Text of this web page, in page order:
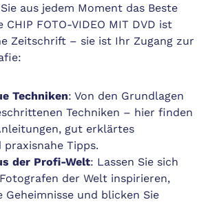
aus jedem Moment das Beste
CHIP FOTO-VIDEO MIT DVD ist
Zeitschrift – sie ist Ihr Zugang zur
Techniken: Von den Grundlagen
Techniken – hier finden
gut erklärtes
Tipps.
der Profi-Welt: Lassen Sie sich
der Welt inspirieren,
Geheimnisse und blicken Sie